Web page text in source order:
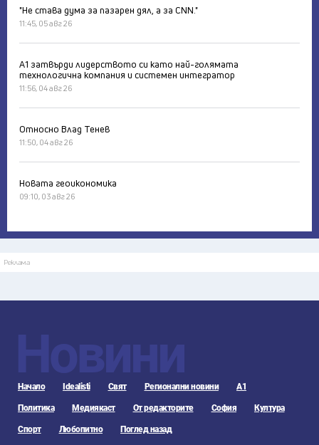
"Не става дума за пазарен дял, а за CNN."
11:45, 05 авг 26
А1 затвърди лидерството си като най-голямата
технологична компания и системен интегратор
11:56, 04 авг 26
Относно Влад Тенев
11:50, 04 авг 26
Новата геоикономика
09:10, 03 авг 26
Реклама
Новини
Начало Idealisti Свят Регионални новини А1
Политика Медиякаст От редакторите София Култура
Спорт Любопитно Поглед назад